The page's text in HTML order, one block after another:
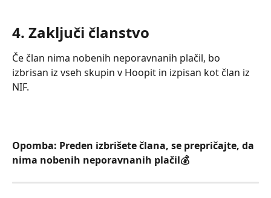
4. Zaključi članstvo
Če član nima nobenih neporavnanih plačil, bo
izbrisan iz vseh skupin v Hoopit in izpisan kot član iz
NIF.
Opomba: Preden izbrišete člana, se prepričajte, da
nima nobenih neporavnanih plačil💰